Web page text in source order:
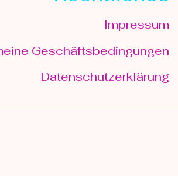
Impressum
Geschäftsbedingungen
Datenschutzerklärung